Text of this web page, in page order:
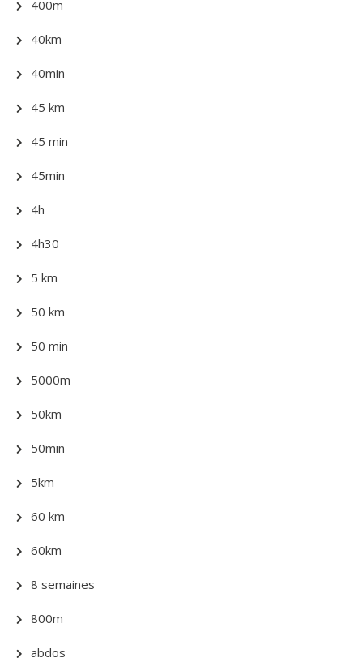
400m
40km
40min
45 km
45 min
45min
4h
4h30
5 km
50 km
50 min
5000m
50km
50min
5km
60 km
60km
8 semaines
800m
abdos